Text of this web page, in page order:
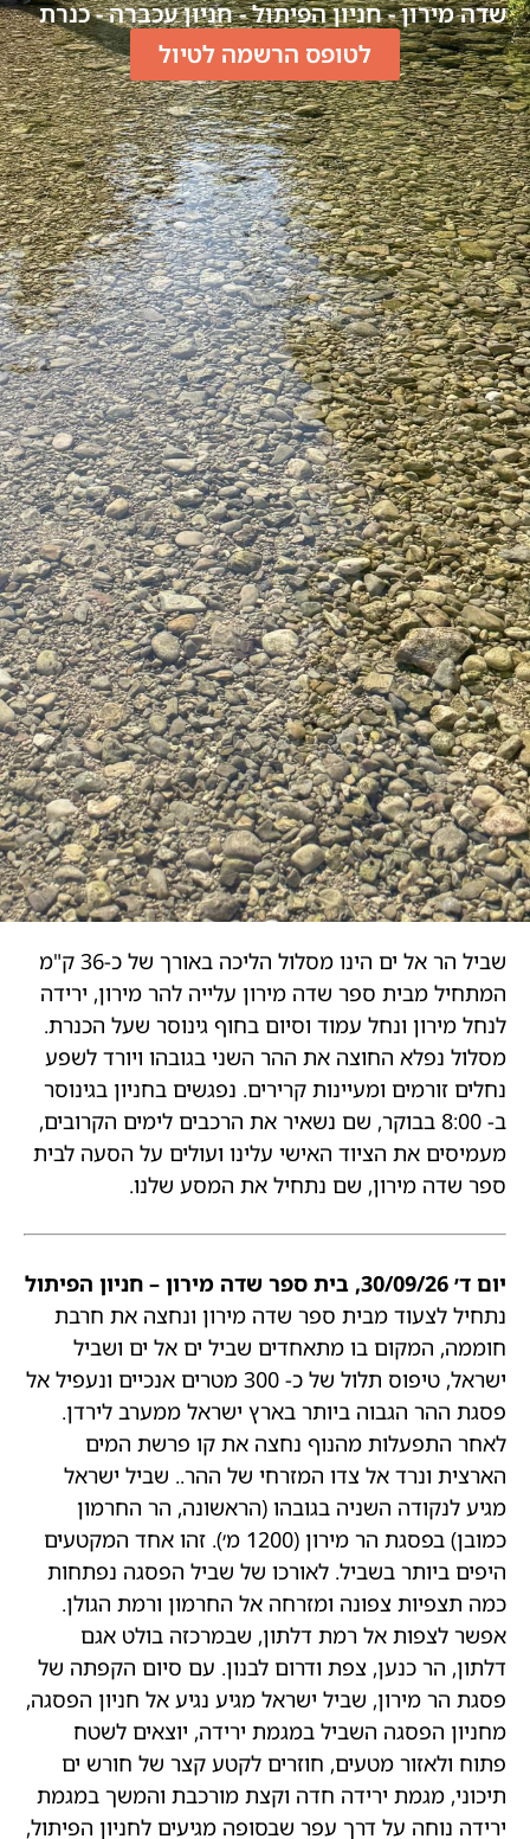
שדה מירון - חניון הפיתול - חניון עכברה - כנרת
לטופס הרשמה לטיול
שביל הר אל ים הינו מסלול הליכה באורך של כ-36 ק"מ
המתחיל מבית ספר שדה מירון עלייה להר מירון, ירידה
לנחל מירון ונחל עמוד וסיום בחוף גינוסר שעל הכנרת.
מסלול נפלא החוצה את ההר השני בגובהו ויורד לשפע
נחלים זורמים ומעיינות קרירים. נפגשים בחניון בגינוסר
ב- 8:00 בבוקר, שם נשאיר את הרכבים לימים הקרובים,
מעמיסים את הציוד האישי עלינו ועולים על הסעה לבית
ספר שדה מירון, שם נתחיל את המסע שלנו.
יום ד׳ 30/09/26, בית ספר שדה מירון – חניון הפיתול
נתחיל לצעוד מבית ספר שדה מירון ונחצה את חרבת
חוממה, המקום בו מתאחדים שביל ים אל ים ושביל
ישראל, טיפוס תלול של כ- 300 מטרים אנכיים ונעפיל אל
פסגת ההר הגבוה ביותר בארץ ישראל ממערב לירדן.
לאחר התפעלות מהנוף נחצה את קו פרשת המים
הארצית ונרד אל צדו המזרחי של ההר.. שביל ישראל
מגיע לנקודה השניה בגובהו (הראשונה, הר החרמון
כמובן) בפסגת הר מירון (1200 מ׳). זהו אחד המקטעים
היפים ביותר בשביל. לאורכו של שביל הפסגה נפתחות
כמה תצפיות צפונה ומזרחה אל החרמון ורמת הגולן.
אפשר לצפות אל רמת דלתון, שבמרכזה בולט אגם
דלתון, הר כנען, צפת ודרום לבנון. עם סיום הקפתה של
פסגת הר מירון, שביל ישראל מגיע נגיע אל חניון הפסגה,
מחניון הפסגה השביל במגמת ירידה, יוצאים לשטח
פתוח ולאזור מטעים, חוזרים לקטע קצר של חורש ים
תיכוני, מגמת ירידה חדה וקצת מורכבת והמשך במגמת
ירידה נוחה על דרך עפר שבסופה מגיעים לחניון הפיתול,